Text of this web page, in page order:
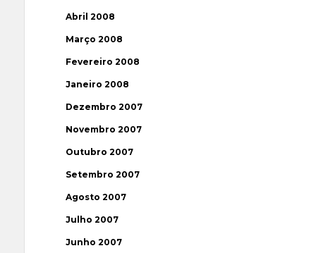
Abril 2008
Março 2008
Fevereiro 2008
Janeiro 2008
Dezembro 2007
Novembro 2007
Outubro 2007
Setembro 2007
Agosto 2007
Julho 2007
Junho 2007